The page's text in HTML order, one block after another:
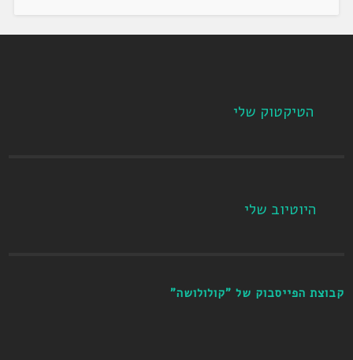
הטיקטוק שלי
היוטיוב שלי
קבוצת הפייסבוק של "קולולושה"